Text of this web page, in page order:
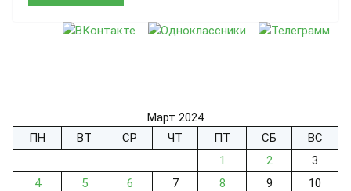
Март 2024
ПН
ВТ СР ЧТ ПТ СБ
ВС
1
2
3
4
5 6 7 8 9
10